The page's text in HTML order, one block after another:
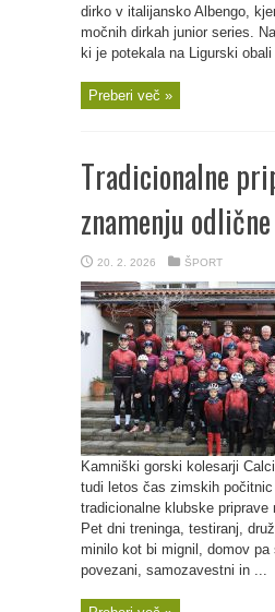
dirko v italijansko Albengo,
močnih dirkah junior series.
ki je potekala na Ligurski
Preberi več »
Tradicionalne
znamenju
20. 2. 2026 ŠPORT
Kamniški gorski kolesarji
tudi letos čas zimskih
tradicionalne klubske priprave
Pet dni treninga, testiranj,
minilo kot bi mignil, domov
povezani, samozavestni in ...